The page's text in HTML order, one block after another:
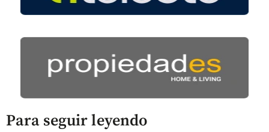
Para seguir leyendo